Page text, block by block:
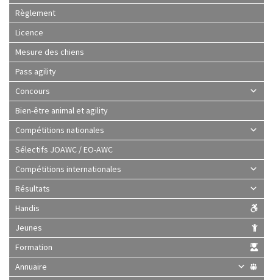
Règlement
Licence
Mesure des chiens
Pass agility
Concours
Bien-être animal et agility
Compétitions nationales
Sélectifs JOAWC / EO-AWC
Compétitions internationales
Résultats
Handis
Jeunes
Formation
Annuaire